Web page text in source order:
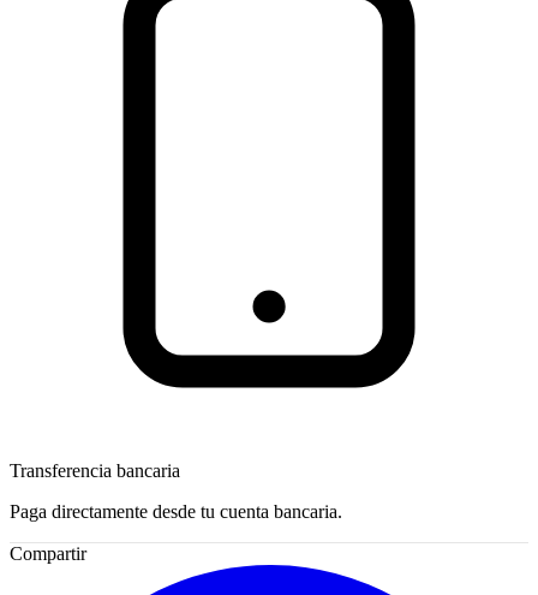
Transferencia bancaria
Paga directamente desde tu cuenta bancaria.
Compartir